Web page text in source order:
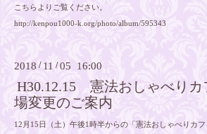
こちらよりご覧ください。
http://kenpou1000-k.org/photo/album/595343
2018 / 11 /05 16:00
H30.12.15 憲法おしゃべりカ
場変更のご案内
12月15日（土）午後1時半からの「憲法おしゃべりカ